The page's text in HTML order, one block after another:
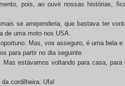
pois, ao ouvir nossas histórias,
se arrependeria, que bastava ter
de uma moto nos USA.
Mas, vos asseguro, é uma bela
para partir no dia seguinte.
estávamos voltando para casa,
cordilheira. Ufa!